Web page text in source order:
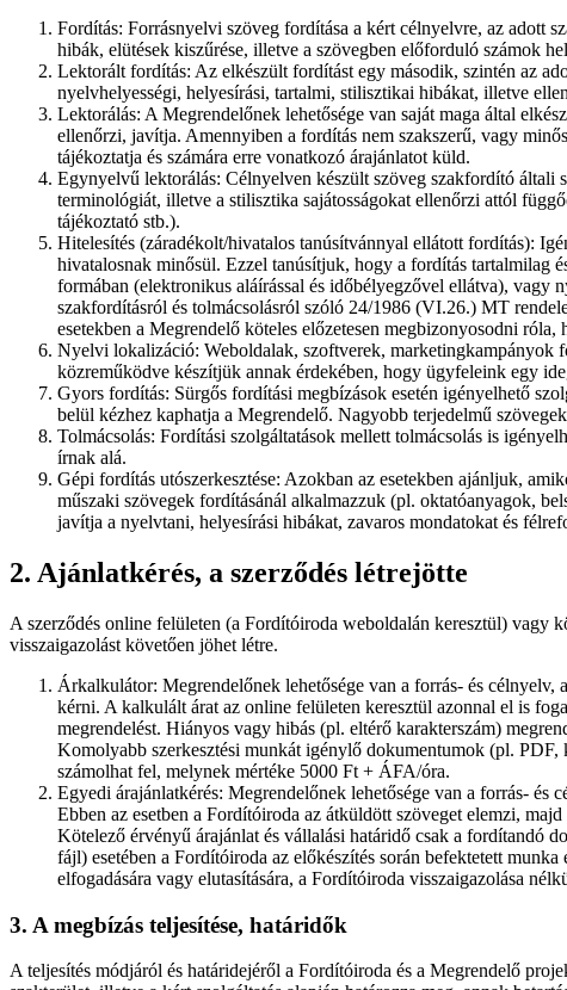
Fordítás: Forrásnyelvi szöveg fordítása a kért célnyelvre, az adott
hibák, elütések kiszűrése, illetve a szövegben előforduló számok
Lektorált fordítás: Az elkészült fordítást egy második, szintén az
nyelvhelyességi, helyesírási, tartalmi, stilisztikai hibákat, illetve
Lektorálás: A Megrendelőnek lehetősége van saját maga által
ellenőrzi, javítja. Amennyiben a fordítás nem szakszerű, vagy
tájékoztatja és számára erre vonatkozó árajánlatot küld.
Egynyelvű lektorálás: Célnyelven készült szöveg szakfordító általi
terminológiát, illetve a stilisztika sajátosságokat ellenőrzi attól
tájékoztató stb.).
Hitelesítés (záradékolt/hivatalos tanúsítvánnyal ellátott fordítás):
hivatalosnak minősül. Ezzel tanúsítjuk, hogy a fordítás tartalmilag
formában (elektronikus aláírással és időbélyegzővel ellátva), vagy
szakfordításról és tolmácsolásról szóló 24/1986 (VI.26.) MT
esetekben a Megrendelő köteles előzetesen megbizonyosodni
Nyelvi lokalizáció: Weboldalak, szoftverek, marketingkampányok
közreműködve készítjük annak érdekében, hogy ügyfeleink egy
Gyors fordítás: Sürgős fordítási megbízások esetén igényelhető
belül kézhez kaphatja a Megrendelő. Nagyobb terjedelmű
Tolmácsolás: Fordítási szolgáltatások mellett tolmácsolás is
írnak alá.
Gépi fordítás utószerkesztése: Azokban az esetekben ajánljuk,
műszaki szövegek fordításánál alkalmazzuk (pl. oktatóanyagok,
javítja a nyelvtani, helyesírási hibákat, zavaros mondatokat és
2. Ajánlatkérés, a szerződés létrejötte
A szerződés online felületen (a Fordítóiroda weboldalán keresztül) vagy
visszaigazolást követően jöhet létre.
Árkalkulátor: Megrendelőnek lehetősége van a forrás- és célnyelv,
kérni. A kalkulált árat az online felületen keresztül azonnal el is
megrendelést. Hiányos vagy hibás (pl. eltérő karakterszám)
Komolyabb szerkesztési munkát igénylő dokumentumok (pl. PDF,
számolhat fel, melynek mértéke 5000 Ft + ÁFA/óra.
Egyedi árajánlatkérés: Megrendelőnek lehetősége van a forrás-
Ebben az esetben a Fordítóiroda az átküldött szöveget elemzi,
Kötelező érvényű árajánlat és vállalási határidő csak a fordítandó
fájl) esetében a Fordítóiroda az előkészítés során befektetett
elfogadására vagy elutasítására, a Fordítóiroda visszaigazolása
3. A megbízás teljesítése, határidők
A teljesítés módjáról és határidejéről a Fordítóiroda és a Megrendelő